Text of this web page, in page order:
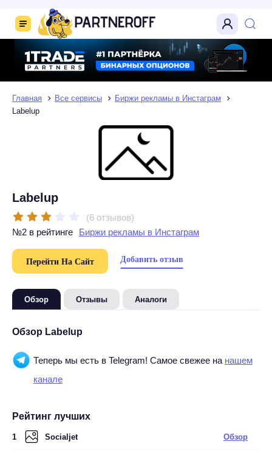
Главная Все сервисы
Биржи рекламы в Инстаграм
Labelup
Labelup
(6 отзывов)
№2 в рейтинге
Биржи рекламы в Инстаграм
Перейти На Сайт Добавить отзыв
Обзор Отзывы Аналоги
Обзор Labelup
Теперь мы есть в Telegram! Самое свежее на нашем
канале
Рейтинг лучших
1 Socialjet Обзор